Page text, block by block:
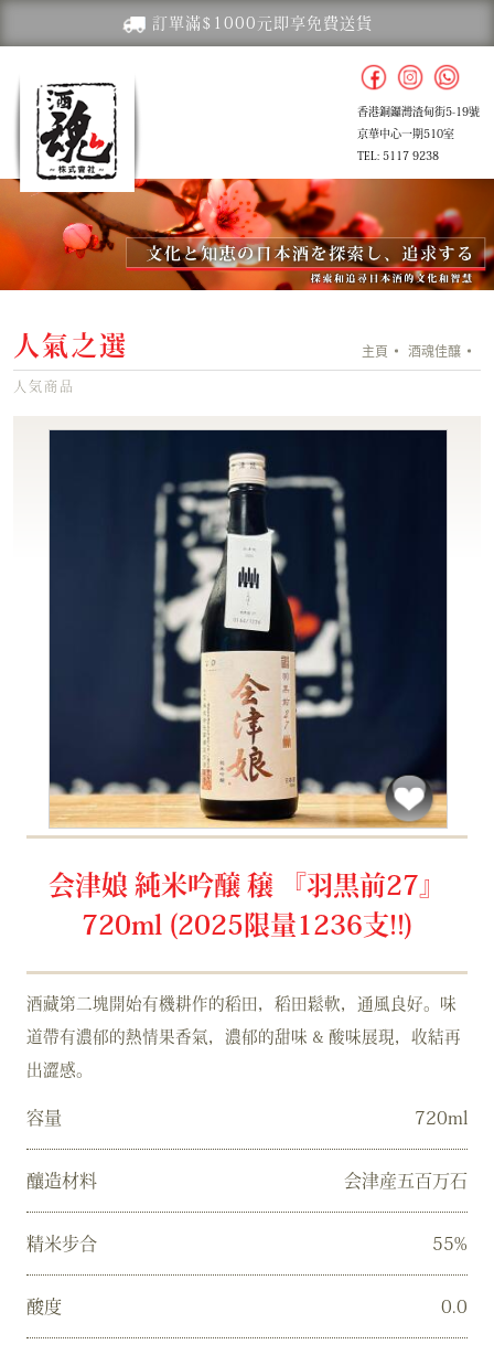
訂單滿$1000元即享免費送貨
香港銅鑼灣渣甸街5-19號
京華中心一期510室
TEL: 5117 9238
人氣之選 主頁 酒魂佳釀
人気商品
会津娘 純米吟醸 穣 『羽黒前27』
720ml (2025限量1236支!!)
酒藏第二塊開始有機耕作的稻田，稻田鬆軟，通風良好。味
道帶有濃郁的熱情果香氣，濃郁的甜味 & 酸味展現，收結再
出澀感。
容量 720ml
釀造材料 会津産五百万石
精米步合 55%
酸度 0.0